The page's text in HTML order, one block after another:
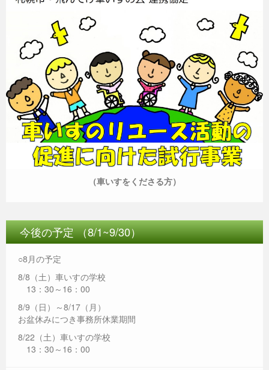
（車いすをくださる方）
今後の予定 （8/1~9/30）
○8月の予定
8/8（土）車いすの学校
13：30～16：00
8/9（日）～8/17（月）
お盆休みにつき事務所休業期間
8/22（土）車いすの学校
13：30～16：00